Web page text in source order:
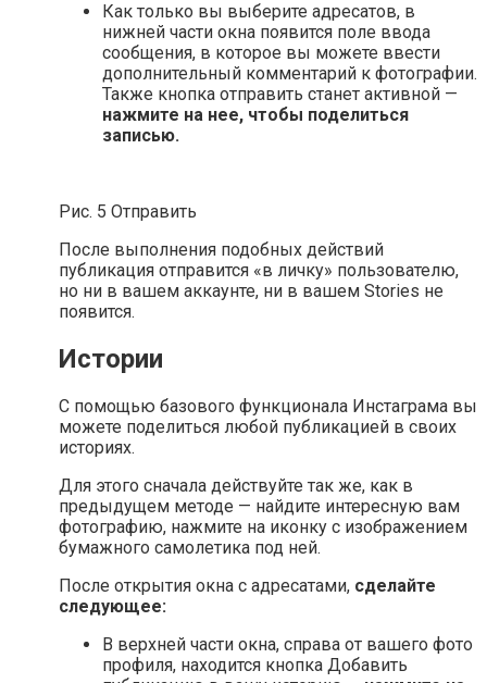
Как только вы выберите адресатов, в
нижней части окна появится поле ввода
сообщения, в которое вы можете ввести
дополнительный комментарий к фотографии.
Также кнопка отправить станет активной —
нажмите на нее, чтобы поделиться
записью.
Рис. 5 Отправить
После выполнения подобных действий
публикация отправится «в личку» пользователю,
но ни в вашем аккаунте, ни в вашем Stories не
появится.
Истории
С помощью базового функционала Инстаграма вы
можете поделиться любой публикацией в своих
историях.
Для этого сначала действуйте так же, как в
предыдущем методе — найдите интересную вам
фотографию, нажмите на иконку с изображением
бумажного самолетика под ней.
После открытия окна с адресатами, сделайте
следующее:
В верхней части окна, справа от вашего фото
профиля, находится кнопка Добавить